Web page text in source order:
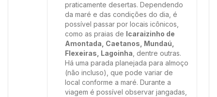
praticamente desertas. Dependendo
da maré e das condições do dia, é
possível passar por locais icônicos,
como as praias de Icaraizinho de
Amontada, Caetanos, Mundaú,
Flexeiras, Lagoinha , dentre outras.
Há uma parada planejada para almoço
(não incluso), que pode variar de
local conforme a maré. Durante a
viagem é possível observar jangadas,